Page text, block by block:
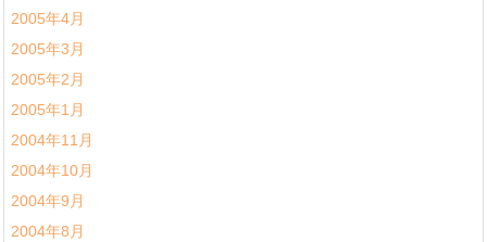
2005年4月
2005年3月
2005年2月
2005年1月
2004年11月
2004年10月
2004年9月
2004年8月